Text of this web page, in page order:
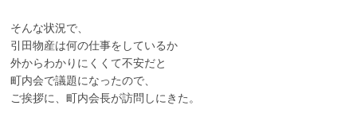
そんな状況で、
引田物産は何の仕事をしているか
外からわかりにくくて不安だと
町内会で議題になったので、
ご挨拶に、町内会長が訪問しにきた。